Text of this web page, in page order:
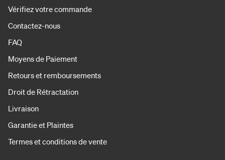
Vérifiez votre commande
Contactez-nous
FAQ
Moyens de Paiement
Retours et remboursements
Droit de Rétractation
Livraison
Garantie et Plaintes
Termes et conditions de vente